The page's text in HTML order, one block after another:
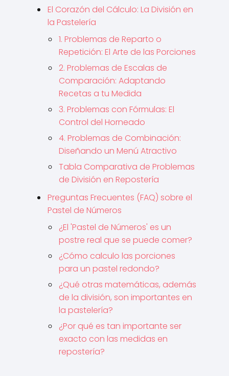
El Corazón del Cálculo: La División en
la Pastelería
1. Problemas de Reparto o
Repetición: El Arte de las Porciones
2. Problemas de Escalas de
Comparación: Adaptando
Recetas a tu Medida
3. Problemas con Fórmulas: El
Control del Horneado
4. Problemas de Combinación:
Diseñando un Menú Atractivo
Tabla Comparativa de Problemas
de División en Repostería
Preguntas Frecuentes (FAQ) sobre el
Pastel de Números
¿El 'Pastel de Números' es un
postre real que se puede comer?
¿Cómo calculo las porciones
para un pastel redondo?
¿Qué otras matemáticas, además
de la división, son importantes en
la pastelería?
¿Por qué es tan importante ser
exacto con las medidas en
repostería?